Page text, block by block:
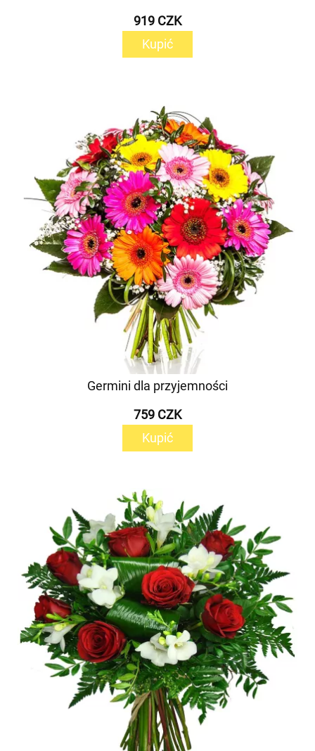
919 CZK
Kupić
Germini dla przyjemności
759 CZK
Kupić